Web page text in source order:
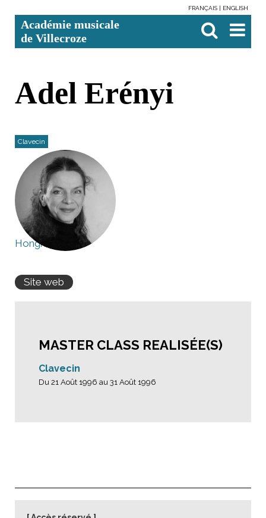
contenu.
Aller
à
personnels
FRANÇAIS ENGLISH
Académie musicale
de Villecroze

avancée…
Adel Erényi
Clavecin
Hongrie
Site web
MASTER CLASS REALISÉE(S)
Clavecin
Du 21 Août 1996 au 31 Août 1996